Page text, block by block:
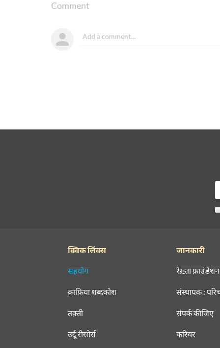
Comment
क्विक लिंक्स
सहयोग
क़ाफ़िया शब्दकोश
तक़्ती
उर्दू रीसोर्स
जानकारी
रेख़्ता फ़ाउंडेशन
संस्थापक :
संपर्क कीजिए
करियर